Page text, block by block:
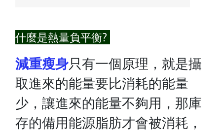
什麼是熱量負平衡?
減重瘦身只有一個原理，就是攝
取進來的能量要比消耗的能量
少，讓進來的能量不夠用，那庫
存的備用能源脂肪才會被消耗，